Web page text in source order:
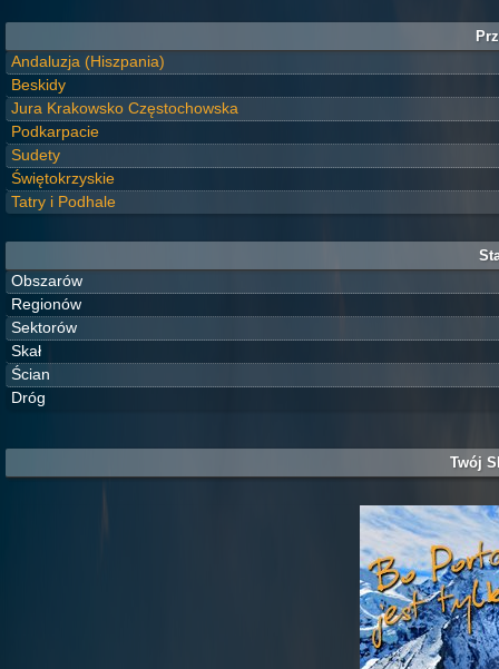
Andaluzja (Hiszpania)
Beskidy
Jura Krakowsko Częstochowska
Podkarpacie
Sudety
Świętokrzyskie
Tatry i Podhale
Obszarów
Regionów
Sektorów
Skał
Ścian
Dróg
Twój